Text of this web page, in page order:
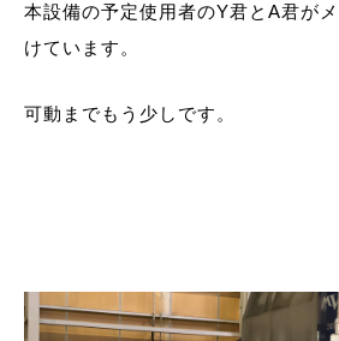
本設備の予定使用者のY君とA君が
けています。
可動までもう少しです。